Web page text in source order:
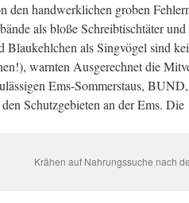
den handwerklichen groben
als bloße Schreibtischtäter
Blaukehlchen als Singvögel sind
warnten Ausgerechnet die
Ems-Sommerstaus,
Schutzgebieten an der Ems.
Krähen auf Nahrungssuche nach